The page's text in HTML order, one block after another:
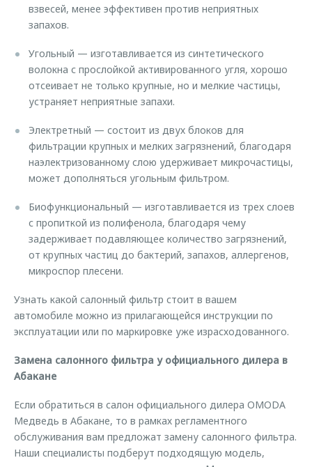
взвесей, менее эффективен против неприятных
запахов.
Угольный — изготавливается из синтетического
волокна с прослойкой активированного угля, хорошо
отсеивает не только крупные, но и мелкие частицы,
устраняет неприятные запахи.
Электретный — состоит из двух блоков для
фильтрации крупных и мелких загрязнений, благодаря
наэлектризованному слою удерживает микрочастицы,
может дополняться угольным фильтром.
Биофункциональный — изготавливается из трех слоев
с пропиткой из полифенола, благодаря чему
задерживает подавляющее количество загрязнений,
от крупных частиц до бактерий, запахов, аллергенов,
микроспор плесени.
Узнать какой салонный фильтр стоит в вашем
автомобиле можно из прилагающейся инструкции по
эксплуатации или по маркировке уже израсходованного.
Замена салонного фильтра у официального дилера в
Абакане
Если обратиться в салон официального дилера OMODA
Медведь в Абакане, то в рамках регламентного
обслуживания вам предложат замену салонного фильтра.
Наши специалисты подберут подходящую модель,